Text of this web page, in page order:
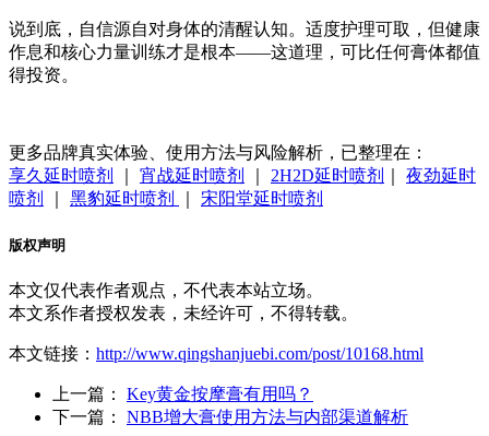
说到底，自信源自对身体的清醒认知。适度护理可取，但健康
作息和核心力量训练才是根本——这道理，可比任何膏体都值
得投资。
更多品牌真实体验、使用方法与风险解析，已整理在：
享久延时喷剂
宵战延时喷剂 2H2D延时喷剂
夜劲延时
喷剂
黑豹延时喷剂 宋阳堂延时喷剂
版权声明
本文仅代表作者观点，不代表本站立场。
本文系作者授权发表，未经许可，不得转载。
本文链接： http://www.qingshanjuebi.com/post/10168.html
上一篇： Key黄金按摩膏有用吗？‌
下一篇： NBB增大膏使用方法与内部渠道解析